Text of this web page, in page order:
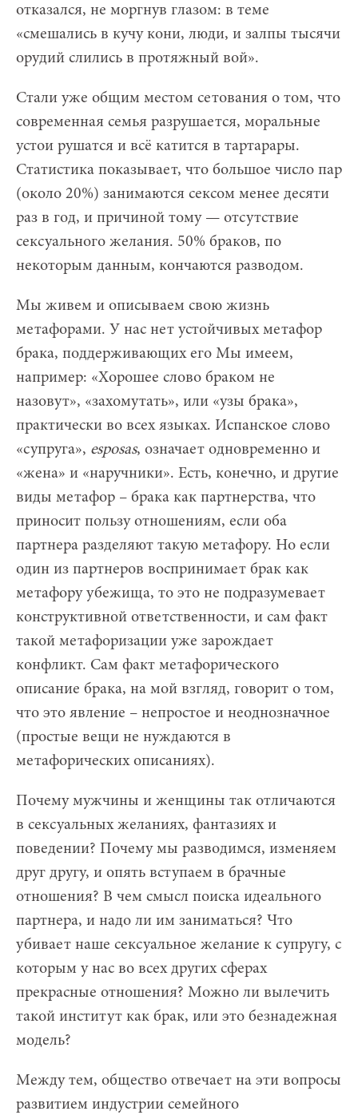
отказался, не моргнув глазом: в теме
«смешались в кучу кони, люди, и залпы тысячи
орудий слились в протяжный вой».
Стали уже общим местом сетования о том, что
современная семья разрушается, моральные
устои рушатся и всё катится в тартарары.
Статистика показывает, что большое число пар
(около 20%) занимаются сексом менее десяти
раз в год, и причиной тому — отсутствие
сексуального желания. 50% браков, по
некоторым данным, кончаются разводом.
Мы живем и описываем свою жизнь
метафорами. У нас нет устойчивых метафор
брака, поддерживающих его Мы имеем,
например: «Хорошее слово браком не
назовут», «захомутать», или «узы брака»,
практически во всех языках. Испанское слово
«супруга», esposas, означает одновременно и
«жена» и «наручники». Есть, конечно, и другие
виды метафор – брака как партнерства, что
приносит пользу отношениям, если оба
партнера разделяют такую метафору. Но если
один из партнеров воспринимает брак как
метафору убежища, то это не подразумевает
конструктивной ответственности, и сам факт
такой метафоризации уже зарождает
конфликт. Сам факт метафорического
описание брака, на мой взгляд, говорит о том,
что это явление – непростое и неоднозначное
(простые вещи не нуждаются в
метафорических описаниях).
Почему мужчины и женщины так отличаются
в сексуальных желаниях, фантазиях и
поведении? Почему мы разводимся, изменяем
друг другу, и опять вступаем в брачные
отношения? В чем смысл поиска идеального
партнера, и надо ли им заниматься? Что
убивает наше сексуальное желание к супругу, с
которым у нас во всех других сферах
прекрасные отношения? Можно ли вылечить
такой институт как брак, или это безнадежная
модель?
Между тем, общество отвечает на эти вопросы
развитием индустрии семейного